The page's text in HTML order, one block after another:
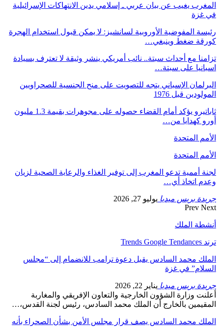
المغرب يغيب عن بيان عربي ـ إسلامي يدين الانتهاكات الإسرائيلية
في غزة
رئيسة المفوضية الأوروبية لسانشيز: لا يمكن قبول استخدام الهجرة
كورقة ضغط وينبغي…
تزامنا مع أحداث سبتة.. نائب أمريكي ينشر وثيقة لا تعترف بسيادة
اسبانيا على سبتة…
البرلمان الإسباني يتجه للتصويت على منح الجنسية للصحراويين
المولودين قبل 1976
ثاباتيرو يؤكد أمام القضاء حصوله على مجوهرات بقيمة 1.3 مليون
أورو كهدايا من…
الأمم المتحدة
الأمم المتحدة
لجنة أممية تدعو المغرب إلى توفير الغذاء والرعاية الصحية لزيان
وعدم اتخاذ أي…
جريدة بريس ميديا يوليو 27, 2026
Prev Next
أنشطة الملك
ترند Trends Google Tendances
الملك محمد السادس يقبل دعوة ترامب للانضمام إلى “مجلس
السلام” في غزة
جريدة بريس ميديا يناير 22, 2026
أعلنت وزارة الشؤون الخارجية والتعاون الإفريقي والمغاربة
المقيمين بالخارج أن الملك محمد السادس، رئيس لجنة القدس،…
الملك محمد السادس يصف قرار مجلس الأمن بشأن الصحراء بأنه